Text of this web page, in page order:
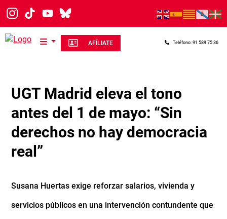
Pasar al contenido principal
AFÍLIATE Teléfono: 91 589 75 36
UGT Madrid eleva el tono
antes del 1 de mayo: “Sin
derechos no hay democracia
real”
Susana Huertas exige reforzar salarios, vivienda y
servicios públicos en una intervención contundente que